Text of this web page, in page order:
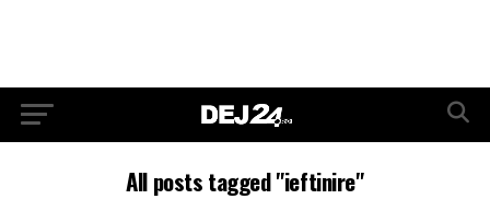
All posts tagged "ieftinire"